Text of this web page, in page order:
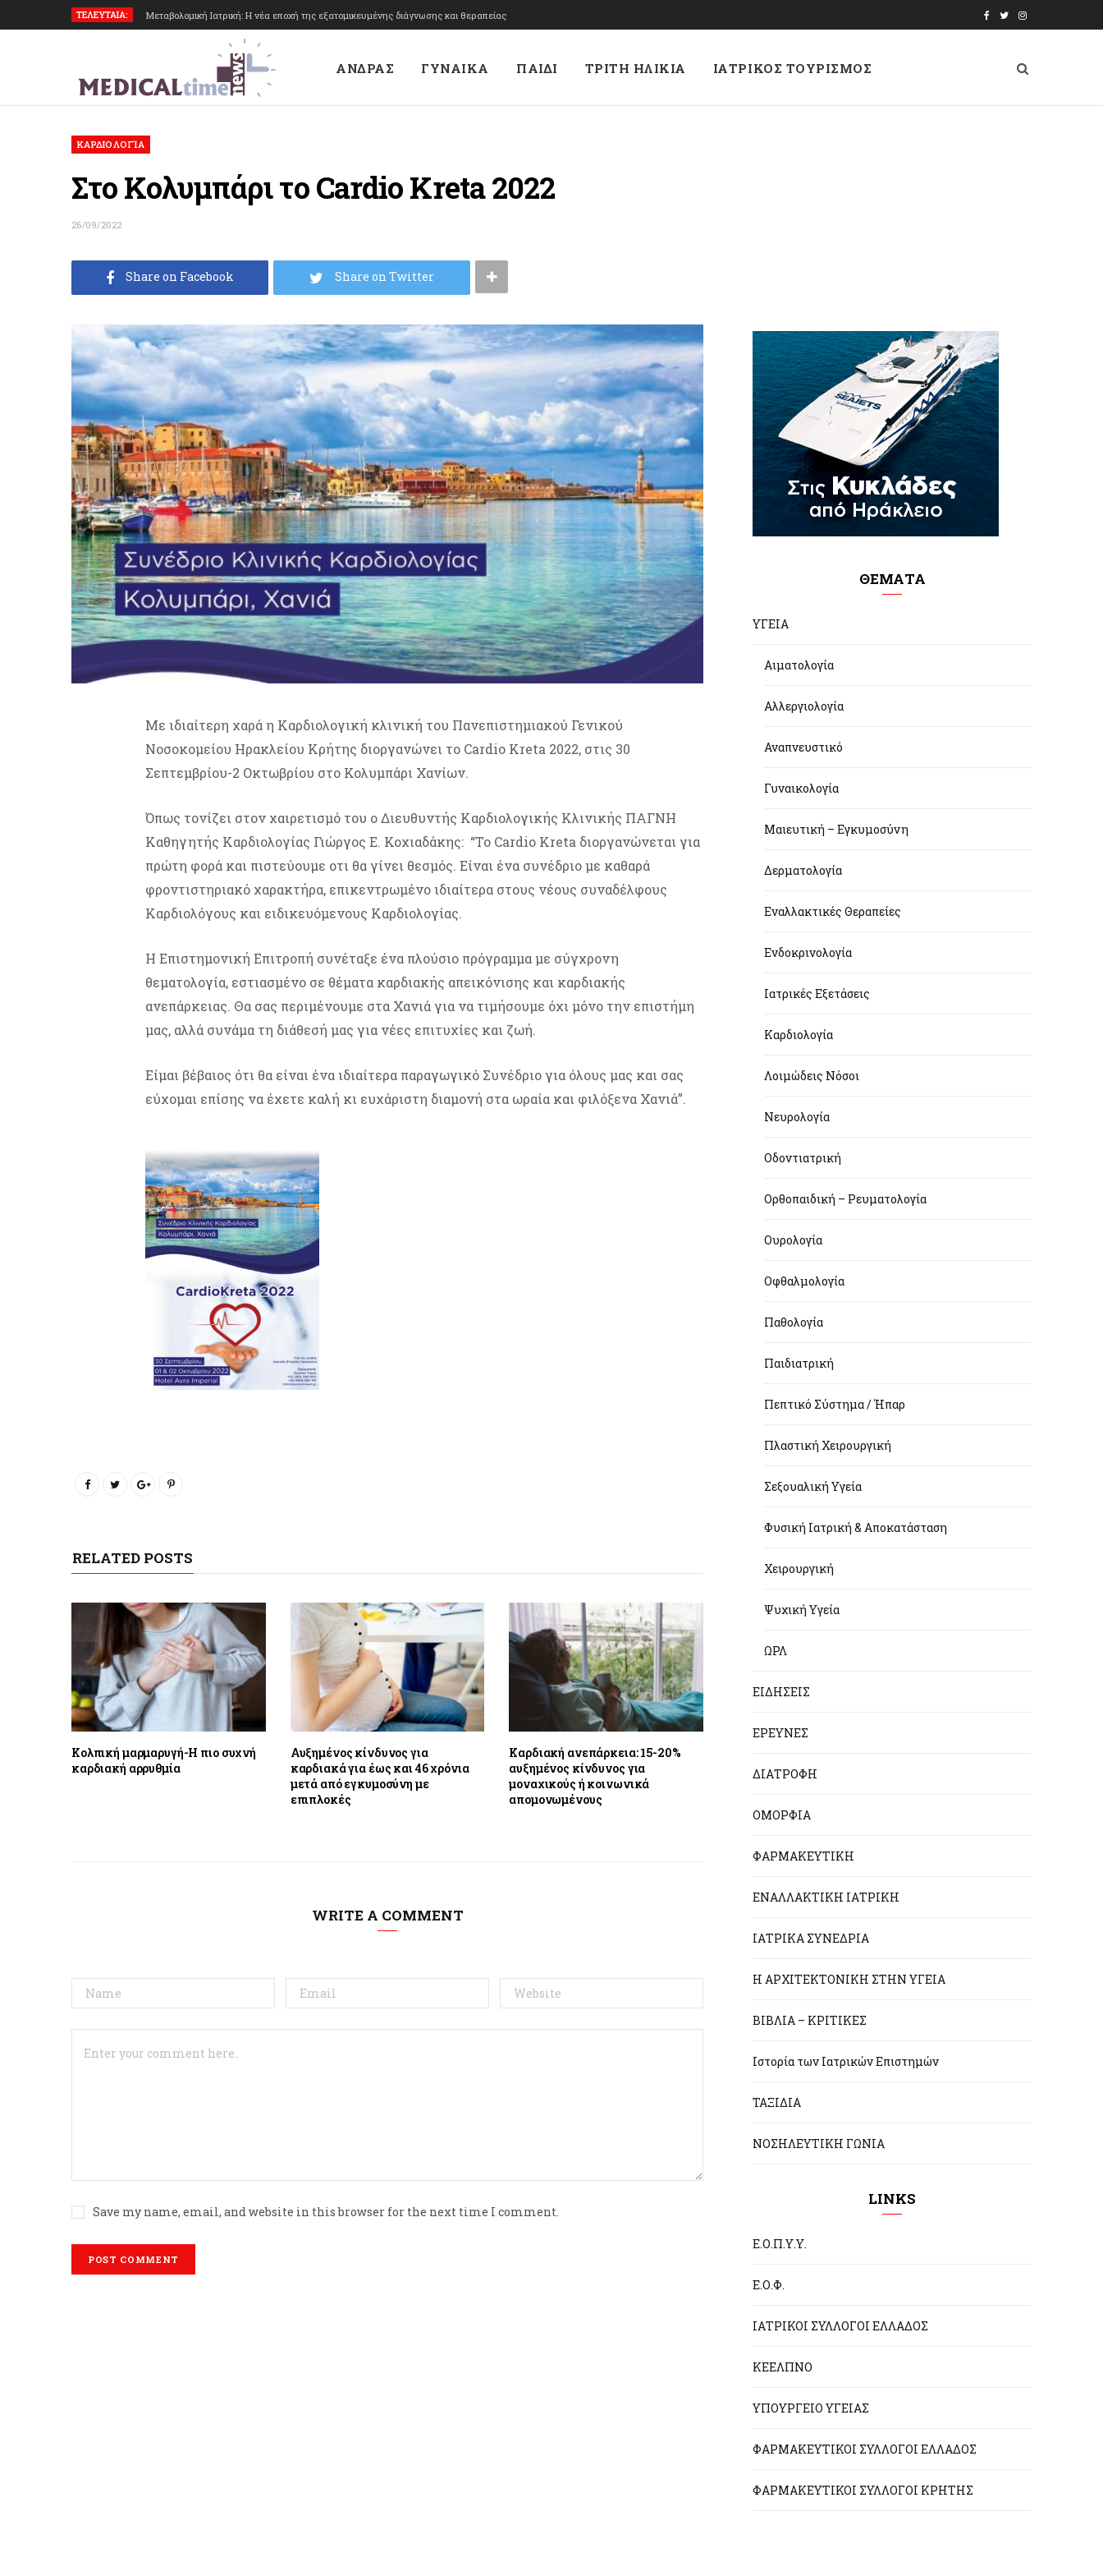
ΤΕΛΕΥΤΑΙΑ: Μεταβολομική Ιατρική: Η νέα εποχή της εξατομικευμένης διάγνωσης και θεραπείας
e
T
t
I
s
t
ΑΝΔΡΑΣ ΓΥΝΑΙΚΑ ΠΑΙΔΙ ΤΡΙΤΗ ΗΛΙΚΙΑ ΙΑΤΡΙΚΟΣ ΤΟΥΡΙΣΜΟΣ
ΚΑΡΔΙΟΛΟΓΊΑ
Στο Κολυμπάρι το Cardio Kreta 2022
26/09/2022
Share on Facebook Share on Twitter
Με ιδιαίτερη χαρά η Καρδιολογική κλινική του Πανεπιστημιακού Γενικού
Νοσοκομείου Ηρακλείου Κρήτης διοργανώνει το Cardio Kreta 2022, στις 30
Σεπτεμβρίου-2 Οκτωβρίου στο Κολυμπάρι Χανίων.
Όπως τονίζει στον χαιρετισμό του ο Διευθυντής Καρδιολογικής Κλινικής ΠΑΓΝΗ
Καθηγητής Καρδιολογίας Γιώργος Ε. Κοχιαδάκης: “Το Cardio Kreta διοργανώνεται για
πρώτη φορά και πιστεύουμε οτι θα γίνει θεσμός. Είναι ένα συνέδριο με καθαρά
φροντιστηριακό χαρακτήρα, επικεντρωμένο ιδιαίτερα στους νέους συναδέλφους
Καρδιολόγους και ειδικευόμενους Καρδιολογίας.
Η Επιστημονική Επιτροπή συνέταξε ένα πλούσιο πρόγραμμα με σύγχρονη
θεματολογία, εστιασμένο σε θέματα καρδιακής απεικόνισης και καρδιακής
ανεπάρκειας. Θα σας περιμένουμε στα Χανιά για να τιμήσουμε όχι μόνο την επιστήμη
μας, αλλά συνάμα τη διάθεσή μας για νέες επιτυχίες και ζωή.
Είμαι βέβαιος ότι θα είναι ένα ιδιαίτερα παραγωγικό Συνέδριο για όλους μας και σας
εύχομαι επίσης να έχετε καλή κι ευχάριστη διαμονή στα ωραία και φιλόξενα Χανιά”.
RELATED POSTS
Κολπική μαρμαρυγή-Η πιο συχνή
καρδιακή αρρυθμία
Αυξημένος κίνδυνος για
καρδιακά για έως και 46 χρόνια
μετά από εγκυμοσύνη με
επιπλοκές
Καρδιακή ανεπάρκεια: 15-20%
αυξημένος κίνδυνος για
μοναχικούς ή κοινωνικά
απομονωμένους
WRITE A COMMENT
Save my name, email, and website in this browser for the next time I comment.
ΘΕΜΑΤΑ
ΥΓΕΙΑ
Αιματολογία
Αλλεργιολογία
Αναπνευστικό
Γυναικολογία
Μαιευτική – Εγκυμοσύνη
Δερματολογία
Εναλλακτικές Θεραπείες
Ενδοκρινολογία
Ιατρικές Εξετάσεις
Καρδιολογία
Λοιμώδεις Νόσοι
Νευρολογία
Οδοντιατρική
Ορθοπαιδική – Ρευματολογία
Ουρολογία
Οφθαλμολογία
Παθολογία
Παιδιατρική
Πεπτικό Σύστημα / Ήπαρ
Πλαστική Χειρουργική
Σεξουαλική Υγεία
Φυσική Ιατρική & Αποκατάσταση
Χειρουργική
Ψυχική Υγεία
ΩΡΛ
ΕΙΔΗΣΕΙΣ
ΕΡΕΥΝΕΣ
ΔΙΑΤΡΟΦΗ
ΟΜΟΡΦΙΑ
ΦΑΡΜΑΚΕΥΤΙΚΗ
ΕΝΑΛΛΑΚΤΙΚΗ ΙΑΤΡΙΚΗ
ΙΑΤΡΙΚΑ ΣΥΝΕΔΡΙΑ
Η ΑΡΧΙΤΕΚΤΟΝΙΚΗ ΣΤΗΝ ΥΓΕΙΑ
ΒΙΒΛΙΑ – ΚΡΙΤΙΚΕΣ
Ιστορία των Ιατρικών Επιστημών
ΤΑΞΙΔΙΑ
ΝΟΣΗΛΕΥΤΙΚΗ ΓΩΝΙΑ
LINKS
Ε.Ο.Π.Υ.Υ.
Ε.Ο.Φ.
ΙΑΤΡΙΚΟΙ ΣΥΛΛΟΓΟΙ ΕΛΛΑΔΟΣ
ΚΕΕΛΠΝΟ
ΥΠΟΥΡΓΕΙΟ ΥΓΕΙΑΣ
ΦΑΡΜΑΚΕΥΤΙΚΟΙ ΣΥΛΛΟΓΟΙ ΕΛΛΑΔΟΣ
ΦΑΡΜΑΚΕΥΤΙΚΟΙ ΣΥΛΛΟΓΟΙ ΚΡΗΤΗΣ